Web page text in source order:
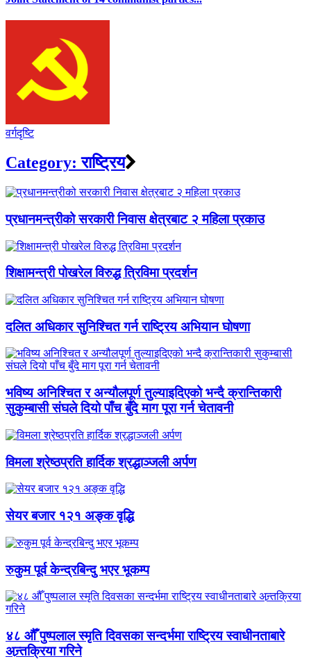
वर्गदृष्टि
Category:राष्ट्रिय
प्रधानमन्त्रीको सरकारी निवास क्षेत्रबाट २ महिला प्रकाउ
शिक्षामन्त्री पोखरेल विरुद्ध त्रिविमा प्रदर्शन
दलित अधिकार सुनिश्चित गर्न राष्ट्रिय अभियान घोषणा
भविष्य अनिश्चित र अन्यौलपूर्ण तुल्याइदिएको भन्दै क्रान्तिकारी
सुकुम्बासी संघले दियो पाँच बुँदे माग पूरा गर्न चेतावनी
विमला श्रेष्ठप्रति हार्दिक श्रद्धाञ्जली अर्पण
सेयर बजार १२१ अङ्क वृद्धि
रुकुम पूर्व केन्द्रबिन्दु भएर भूकम्प
४८ औँ पुष्पलाल स्मृति दिवसका सन्दर्भमा राष्ट्रिय स्वाधीनताबारे
अन्र्तक्रिया गरिने